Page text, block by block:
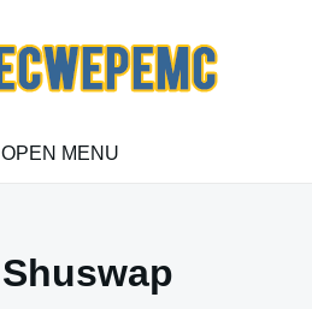
OPEN MENU
Shuswap